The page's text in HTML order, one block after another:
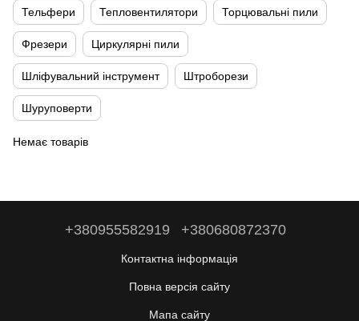
Тельфери Тепловентилятори Торцювальні пили
Фрезери Циркулярні пили
Шліфувальний інструмент Штроборези
Шуруповерти
Немає товарів
+380955582919 +380680872370
Контактна інформація
Повна версія сайту
Мапа сайту